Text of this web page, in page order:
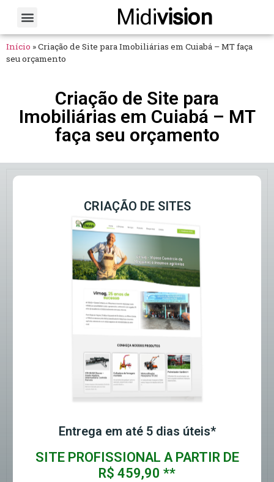
Midivision
Início »Criação de Site para Imobiliárias em Cuiabá – MT faça
seu orçamento
Criação de Site para
Imobiliárias em Cuiabá – MT
faça seu orçamento
CRIAÇÃO DE SITES
Entrega em até 5 dias úteis*
SITE PROFISSIONAL A PARTIR DE
R$ 459,90 **